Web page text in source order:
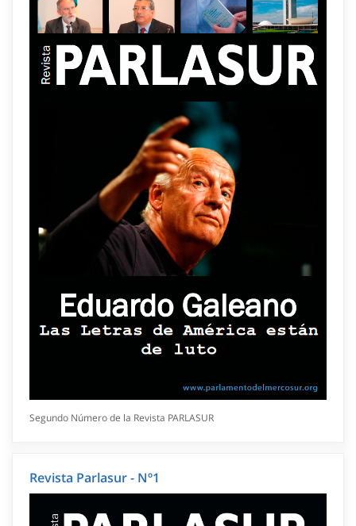
Segundo Número de la Revista PARLASUR
Revista Parlasur - Nº1